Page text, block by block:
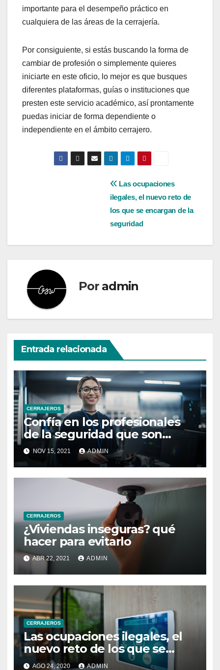
importante para el desempeño práctico en
cualquiera de las áreas de la cerrajería.
Por consiguiente, si estás buscando la forma de
cambiar de profesión o simplemente quieres
iniciarte en este oficio, lo mejor es que busques
diferentes plataformas, guías o instituciones que
presten este servicio académico, así prontamente
puedas iniciar de forma dependiente o
independiente en el ámbito cerrajero.
Las ocupaciones
ilegales, el nuevo reto de
los que se encargan de la
seguridad
Por admin
Entrada relacionada
CERRAJEROS
Confía en los profesionales
de la seguridad que son
independientes
NOV 15, 2021 ADMIN
CERRAJEROS
¿Viviendas inseguras? qué
hacer para evitarlo
ABR 22, 2021 ADMIN
CERRAJEROS
Las ocupaciones ilegales, el
nuevo reto de los que se
encargan de la seguridad
AGO 24, 2020 ADMIN